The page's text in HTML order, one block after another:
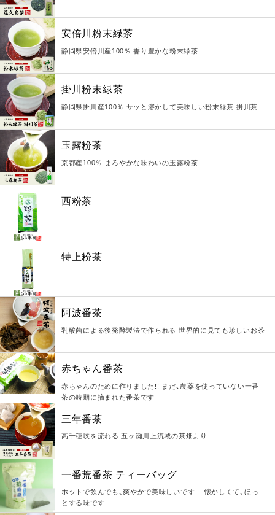
安倍川粉末緑茶
静岡県安倍川産100％ 香り豊かな粉末緑茶
掛川粉末緑茶
静岡県掛川産100％ サッと溶かして美味しい粉末緑茶 掛川茶
玉露粉茶
京都産100％ まろやかな味わいの玉露粉茶
西粉茶
特上粉茶
阿波番茶
乳酸菌による後発酵製法で作られる 世界的に見ても珍しいお茶
赤ちゃん番茶
赤ちゃんのために作りました!! まだ、農薬を使っていない一番
茶の時期に摘まれた番茶です
三年番茶
高千穂峡を流れる 五ヶ瀬川上流域の茶畑より
一番荒番茶 ティーバッグ
ホットで飲んでも、爽やかで美味しいです 懐かしくて、ほっ
とする味です